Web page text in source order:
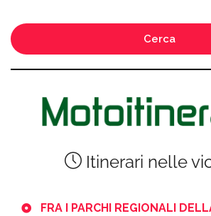
Cerca
Itinerari nelle
FRA I PARCHI REGIONALI